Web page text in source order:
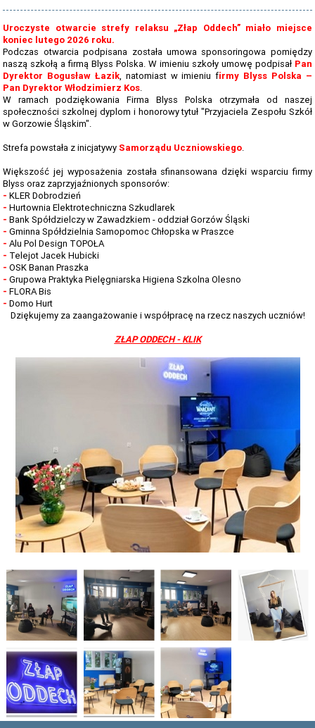
NASZE KIERUNKI TECHNIKUM - 2026-2027 - OPIS
REGULAMIN REKRUTACJI SZKOŁY DZIENNE 2026-2027
TERMINARZ REKRUTACJI 2026-2027
TMRIA - ROLNICTWO Z ELEMENTAMI SPAWALNICTWA
TŻIUG - GASTRONOMIA Z ELEMENTAMI DIETETYKI
TUF - FRYZJERSTWO Z ELEMENTAMI KOSMETYKI
TS - TECHNIKUM SPAWALNICTWA
STATUTY SZKOŁY
PLAN IMPREZ I UROCZYSTOŚCI SZKOLNYCH 2025-2026
SZKOLNE PLANY NAUCZANIA 2025/2026
REGULAMINY SZKOŁY
STANDARDY OCHRONY MAŁOLETNICH ZS GORZÓW ŚL.
RAPORT O STANIE ZAPEWNIENIA DOSTĘPNOŚCI PODMIOTU
WYKAZ PODRĘCZNIKÓW DLA I, II, III, IV, V KLASY 2025/2026
DZIENNIK ELEKTRONICZNY
PROCEDURY NAUKI ZDALNEJ
BIBLIOTEKA SZKOLNA - GODZINY OTWARCIA
ZDJĘCIA GRUPOWE 2022 - 2023
LINK DO WYPOŻYCZEŃ ON-LINE - BIBLIOTEKA
HARMONOGRAM MATURY 2025
EGZAMIN POTWIERDZAJĄCY KWALIFIKACJE W ZAWODZIE CZERWIEC
2026
"WIĘCEJ PRAKTYKI" - 2019 - 2021
"SZKOLIMY ZAWODOWO W POWIECIE OLESKIM” - 2018-2020
LINKI DO PRZETARGÓW 2020 - 2022
Uroczyste otwarcie strefy relaksu „Złap Oddech” miało miejsce
koniec lutego 2026 roku.
Podczas otwarcia podpisana została umowa sponsoringowa pomiędzy
naszą szkołą a firmą Blyss Polska. W imieniu szkoły umowę podpisał Pan
Dyrektor Bogusław Łazik, natomiast w imieniu firmy Blyss Polska –
Pan Dyrektor Włodzimierz Kos.
W ramach podziękowania Firma Blyss Polska otrzymała od naszej
społeczności szkolnej dyplom i honorowy tytuł "Przyjaciela Zespołu Szkół
w Gorzowie Śląskim".
Strefa powstała z inicjatywySamorządu Uczniowskiego.
Większość jej wyposażenia została sfinansowana dzięki wsparciu firmy
Blyss oraz zaprzyjaźnionych sponsorów:
- KLER Dobrodzień
- Hurtownia Elektrotechniczna Szkudlarek
- Bank Spółdzielczy w Zawadzkiem - oddział Gorzów Śląski
- Gminna Spółdzielnia Samopomoc Chłopska w Praszce
- Alu Pol Design TOPOŁA
- Telejot Jacek Hubicki
- OSK Banan Praszka
- Grupowa Praktyka Pielęgniarska Higiena Szkolna Olesno
- FLORA Bis
- Domo Hurt
Dziękujemy za zaangażowanie i współpracę na rzecz naszych uczniów!
ZŁAP ODDECH - KLIK